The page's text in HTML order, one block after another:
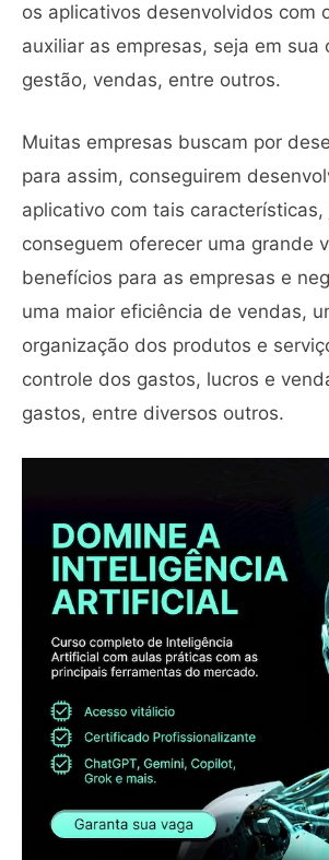
os aplicativos desenvolvidos com
auxiliar as empresas, seja em sua
gestão, vendas, entre outros.
Muitas empresas buscam por
para assim, conseguirem
aplicativo com tais características,
conseguem oferecer uma grande
benefícios para as empresas e
uma maior eficiência de vendas,
organização dos produtos e
controle dos gastos, lucros e
gastos, entre diversos outros.